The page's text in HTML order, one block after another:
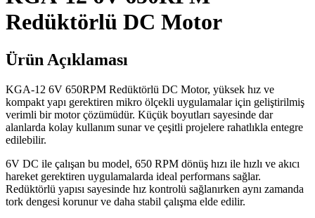
Redüktörlü DC Motor
Ürün Açıklaması
KGA-12 6V 650RPM Redüktörlü DC Motor, yüksek hız ve
kompakt yapı gerektiren mikro ölçekli uygulamalar için geliştirilmiş
verimli bir motor çözümüdür. Küçük boyutları sayesinde dar
alanlarda kolay kullanım sunar ve çeşitli projelere rahatlıkla entegre
edilebilir.
6V DC ile çalışan bu model, 650 RPM dönüş hızı ile hızlı ve akıcı
hareket gerektiren uygulamalarda ideal performans sağlar.
Redüktörlü yapısı sayesinde hız kontrolü sağlanırken aynı zamanda
tork dengesi korunur ve daha stabil çalışma elde edilir.